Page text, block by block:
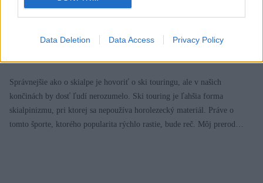
Data Deletion Data Access Privacy Policy
Ako začať so skialpom 1: Mám na to? A čo mi
to dá?
Správnejšie ako o skialpe je hovoriť o ski touringu, ale v našich
končinách by dosť ľudí nerozumelo. Ski touring je ľahšia forma
skialpinizmu, pri ktorej sa nepoužíva horolezecký materiál. Práve o
tomto športe, ktorého popularita rýchlo rastie, bude reč. Môj prerod…